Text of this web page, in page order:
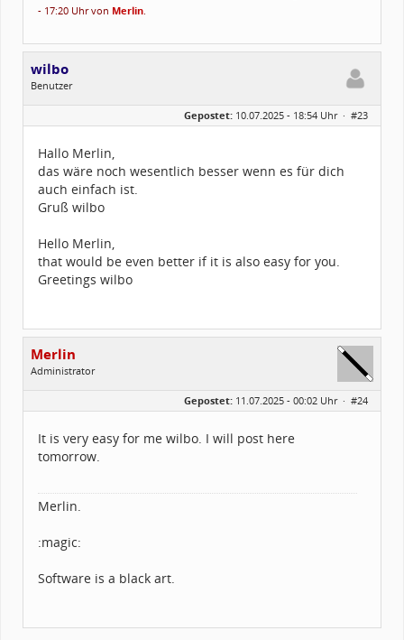
- 17:20 Uhr von Merlin
wilbo
Benutzer
Geschlecht:
Beiträge:
70
Gepostet: 10.07.2025 - 18:54 Uhr · #23
Hallo Merlin,
das wäre noch wesentlich besser wenn es für dich
auch einfach ist.
Gruß wilbo
Hello Merlin,
that would be even better if it is also easy for you.
Greetings wilbo
Merlin
Administrator
Beiträge:
1502
Gepostet: 11.07.2025 - 00:02 Uhr · #24
It is very easy for me wilbo. I will post here
tomorrow.
Merlin.
:magic:
Software is a black art.